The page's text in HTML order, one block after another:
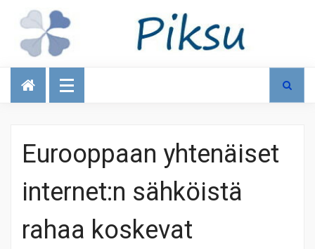
Talous
Eurooppaan yhtenäiset
internet:n sähköistä
rahaa koskevat